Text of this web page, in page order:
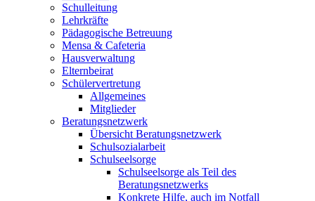
Schulleitung
Lehrkräfte
Pädagogische Betreuung
Mensa & Cafeteria
Hausverwaltung
Elternbeirat
Schülervertretung
Allgemeines
Mitglieder
Beratungsnetzwerk
Übersicht Beratungsnetzwerk
Schulsozialarbeit
Schulseelsorge
Schulseelsorge als Teil des
Beratungsnetzwerks
Konkrete Hilfe, auch im Notfall